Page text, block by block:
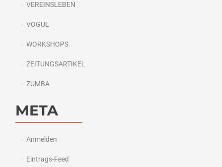
VEREINSLEBEN
VOGUE
WORKSHOPS
ZEITUNGSARTIKEL
ZUMBA
META
Anmelden
Eintrags-Feed